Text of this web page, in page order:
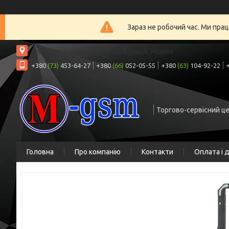
Зараз не робочий час. Ми
проспект Коцюбинського 32, Вінниця, Україна
+380(73) 453-64-27 +380(66) 052-05-55 +380 (63) 104-92-22
Торгово-сервісний
Головна Про компанію Контакти Оплата і